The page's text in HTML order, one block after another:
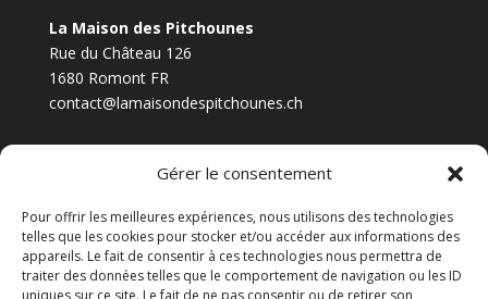
Gérer le consentement
Pour offrir les meilleures expériences, nous utilisons des technologies
telles que les cookies pour stocker et/ou accéder aux informations des
appareils. Le fait de consentir à ces technologies nous permettra de
traiter des données telles que le comportement de navigation ou les ID
uniques sur ce site. Le fait de ne pas consentir ou de retirer son
La Maison des Pitchounes
Rue du Château 126
1680 Romont FR
contact@lamaisondespitchounes.ch
Facebook
Instagram
Lundi 14h - 17h30
Mercredi 9h - 11h30